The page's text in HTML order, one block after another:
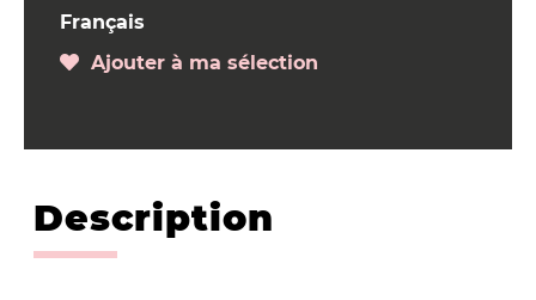
Français
Ajouter à ma sélection
Description